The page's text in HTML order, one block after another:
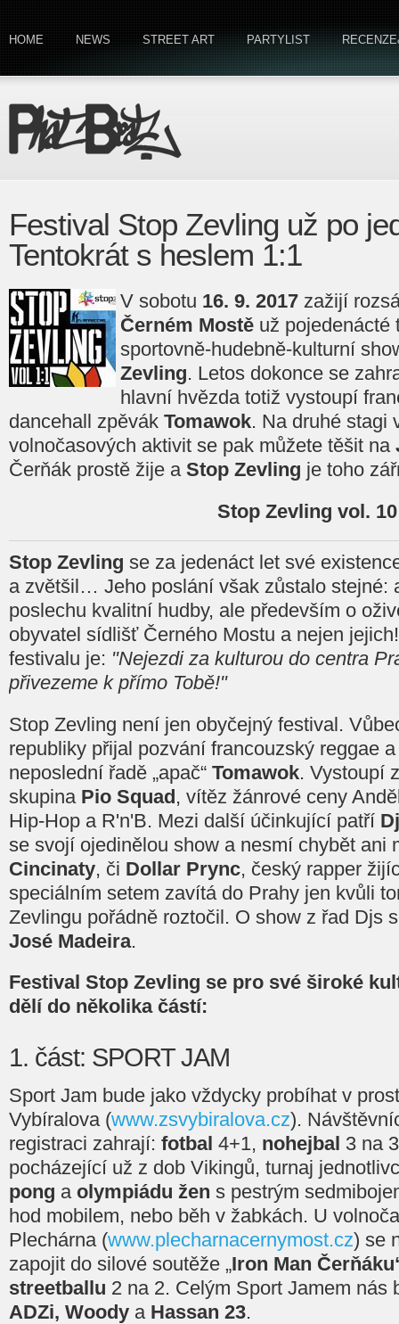
HOME NEWS STREET ART PARTYLIST
Festival Stop Zevling už po
Tentokrát s heslem 1:1
V sobotu 16. 9. 2017 zažijí
Černém Mostě už pojedenácté
sportovně-hudebně-kulturní
Zevling. Letos dokonce se
hlavní hvězda totiž vystoupí
dancehall zpěvák Tomawok. Na druhé stagi
volnočasových aktivit se pak můžete těšit na
Čerňák prostě žije a Stop Zevling je toho
Stop Zevling vol. 10
Stop Zevling se za jedenáct let své
a zvětšil… Jeho poslání však zůstalo stejné:
poslechu kvalitní hudby, ale především o
obyvatel sídlišť Černého Mostu a nejen
festivalu je: "Nejezdi za kulturou do centra
přivezeme k přímo Tobě!"
Stop Zevling není jen obyčejný festival.
republiky přijal pozvání francouzský reggae
neposlední řadě „apač“ Tomawok. Vystoupí
skupina Pio Squad, vítěz žánrové ceny
Hip-Hop a R'n'B. Mezi další účinkující patří
se svojí ojedinělou show a nesmí chybět ani
Cincinaty, či Dollar Prync, český rapper
speciálním setem zavítá do Prahy jen kvůli
Zevlingu pořádně roztočil. O show z řad Djs
José Madeira.
Festival Stop Zevling se pro své široké
dělí do několika částí:
1. část: SPORT JAM
Sport Jam bude jako vždycky probíhat v
Vybíralova (www.zsvybiralova.cz).
registraci zahrají: fotbal 4+1, nohejbal 3 na
pocházející už z dob Vikingů, turnaj
pong a olympiádu žen s pestrým
hod mobilem, nebo běh v žabkách. U
Plechárna (www.plecharnacernymost.cz) se
zapojit do silové soutěže „Iron Man
streetballu 2 na 2. Celým Sport Jamem nás
ADZi, Woody a Hassan 23.